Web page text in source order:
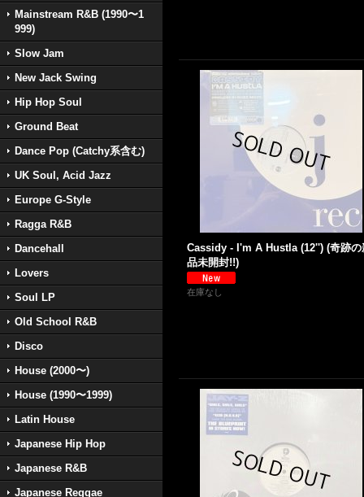
Mainstream R&B (1990〜1
999)
Slow Jam
New Jack Swing
Hip Hop Soul
Ground Beat
Dance Pop (Catchy系含む)
UK Soul, Acid Jazz
Europe G-Style
Ragga R&B
Dancehall
Lovers
Soul LP
Old School R&B
Disco
House (2000〜)
House (1990〜1999)
Latin House
Japanese Hip Hop
Japanese R&B
Japanese Reggae
Cassidy - I'm A Hustla (12'') (奇跡の
品未開封!!)
在庫なし